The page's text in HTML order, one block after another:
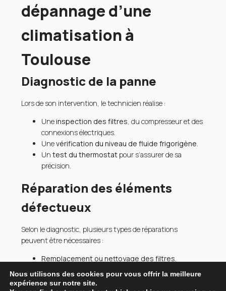
dépannage d’une
climatisation à
Toulouse
Diagnostic de la panne
Lors de son intervention, le technicien réalise :
Uneinspection des filtres, du compresseur et des
connexions électriques.
Unevérification du niveau de fluide frigorigène.
Untest du thermostat pour s’assurer de sa
précision.
Réparation des éléments
défectueux
Selon le diagnostic, plusieurs types de réparations
peuvent être nécessaires :
Remplacement ou nettoyage des filtres.
Réparation des fuites et rechargement en fluide
frigorigène.
Nous utilisons des cookies pour vous offrir la meilleure
expérience sur notre site.